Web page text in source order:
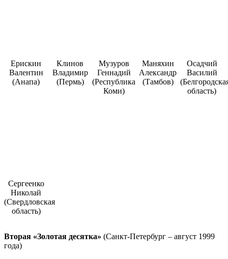
Ерискин
Валентин
(Анапа)
Клинов
Владимир
(Пермь)
Музуров
Геннадий
(Республика
Коми)
Маняхин
Александр
(Тамбов)
Осадчий
Василий
область)
Сергеенко
Николай
(Свердловская
область)
Вторая «Золотая десятка» (Санкт-Петербург – август 1999
года)